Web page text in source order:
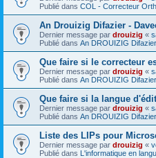
Publié dans COL - Correcteur
An Drouizig Difazier -
Dernier message par drouizig «
Publié dans An DROUIZIG Difazier
Que faire si le correcteur
Dernier message par drouizig «
Publié dans An DROUIZIG Difazier
Que faire si la langue
Dernier message par drouizig «
Publié dans An DROUIZIG Difazier
Liste des LIPs pour
Dernier message par drouizig «
Publié dans L'informatique en